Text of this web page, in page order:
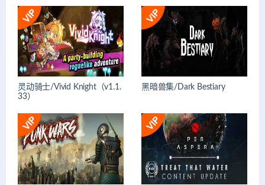
灵动骑士/Vivid Knight（v1.1.
33）
黑暗兽集/Dark Bestiary